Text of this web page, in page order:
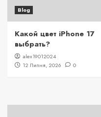
Blog
Какой цвет iPhone 17
выбрать?
alex19012024
12 Липня, 2026
0